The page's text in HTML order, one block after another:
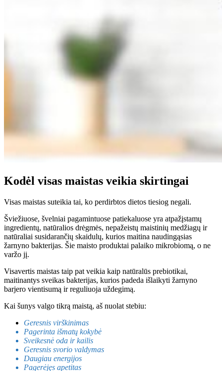
Kodėl visas maistas veikia skirtingai
Visas maistas suteikia tai, ko perdirbtos dietos tiesiog negali.
Šviežiuose, švelniai pagamintuose patiekaluose yra atpažįstamų
ingredientų, natūralios drėgmės, nepažeistų maistinių medžiagų ir
natūraliai susidarančių skaidulų, kurios maitina naudingąsias
žarnyno bakterijas. Šie maisto produktai palaiko mikrobiomą, o ne
varžo jį.
Visavertis maistas taip pat veikia kaip natūralūs prebiotikai,
maitinantys sveikas bakterijas, kurios padeda išlaikyti žarnyno
barjero vientisumą ir reguliuoja uždegimą.
Kai šunys valgo tikrą maistą, aš nuolat stebiu:
Geresnis virškinimas
Pagerinta išmatų kokybė
Sveikesnė oda ir kailis
Geresnis svorio valdymas
Daugiau energijos
Pagerėjęs apetitas